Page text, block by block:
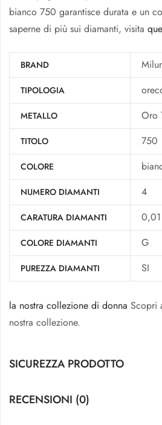
bianco 750 garantisce durata e un
saperne di più sui diamanti, visita
BRAND
TIPOLOGIA
METALLO Oro
TITOLO 750
COLORE
NUMERO DIAMANTI 4
CARATURA DIAMANTI
COLORE DIAMANTI G
PUREZZA DIAMANTI SI
la nostra collezione di donna Scopri
nostra collezione.
SICUREZZA PRODOTTO
RECENSIONI (0)